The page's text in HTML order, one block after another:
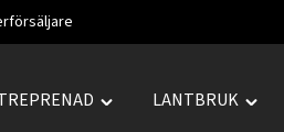
Toggle
LANTBRUK
Toggle